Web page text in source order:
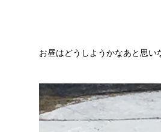
お昼はどうしようかなあと思